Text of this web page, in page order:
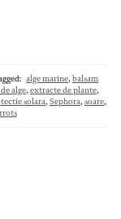
alge marine, balsam
alge, extracte de plante,
solara, Sephora, soare,